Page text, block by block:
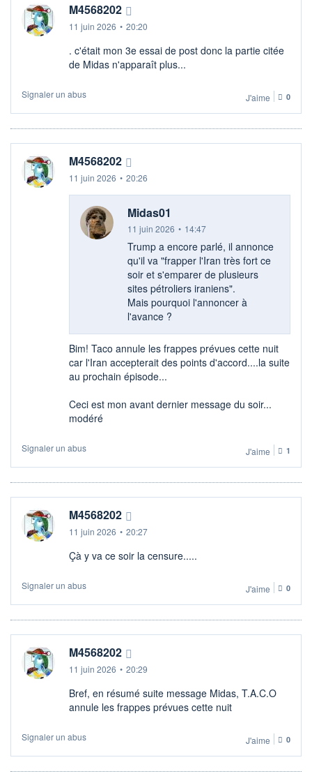
M4568202
11 juin 2026 • 20:20
. c'était mon 3e essai de post donc la partie citée
de Midas n'apparaît plus...
Signaler un abus J'aime 0
M4568202
11 juin 2026 • 20:26
Midas01
11 juin 2026 • 14:47
Trump a encore parlé, il annonce
qu'il va "frapper l'Iran très fort ce
soir et s'emparer de plusieurs
sites pétroliers iraniens".
Mais pourquoi l'annoncer à
l'avance ?
Bim! Taco annule les frappes prévues cette nuit
car l'Iran accepterait des points d'accord....la suite
au prochain épisode...
Ceci est mon avant dernier message du soir...
modéré
Signaler un abus J'aime 1
M4568202
11 juin 2026 • 20:27
Çà y va ce soir la censure.....
Signaler un abus J'aime 0
M4568202
11 juin 2026 • 20:29
Bref, en résumé suite message Midas, T.A.C.O
annule les frappes prévues cette nuit
Signaler un abus J'aime 0